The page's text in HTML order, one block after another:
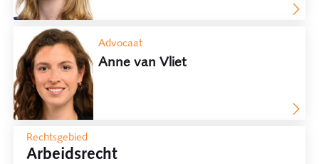
Advocaat
Anne van Vliet
Rechtsgebied
Arbeidsrecht